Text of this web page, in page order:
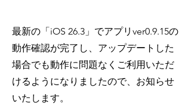
最新の「iOS 26.3」でアプリver0.9.15の
動作確認が完了し、アップデートした
場合でも動作に問題なくご利用いただ
けるようになりましたので、お知らせ
いたします。